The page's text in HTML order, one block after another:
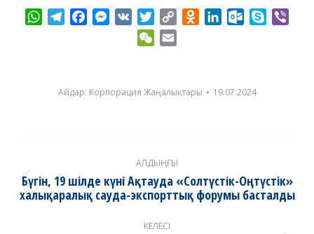
WhatsApp
TelegramFacebookMessenger
VK Twitter
Copy
Odnoklassniki
LinkedInOutlook.com
Skype
WeChat
Айдар: Корпорация Жаңалықтары 19.07.2024
navigation
АЛДЫҢҒЫ
Previous
post:
Бүгін, 19 шілде күні Ақтауда «Солтүстік-Оңтүстік»
халықаралық сауда-экспорттық форумы басталды
КЕЛЕСІ